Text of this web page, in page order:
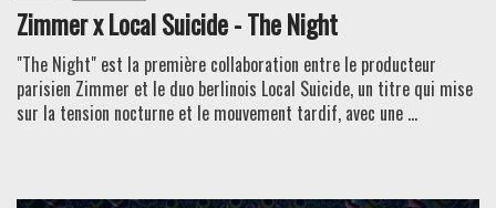
Zimmer x Local Suicide - The Night
"The Night" est la première collaboration entre le producteur
parisien Zimmer et le duo berlinois Local Suicide, un titre qui mise
sur la tension nocturne et le mouvement tardif, avec une ...